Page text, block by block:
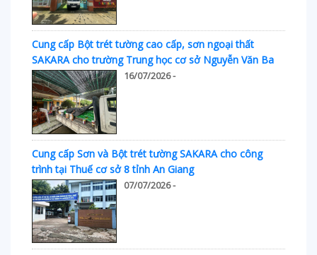
Cung cấp Bột trét tường cao cấp, sơn ngoại thất
SAKARA cho trường Trung học cơ sở Nguyễn Văn Ba
16/07/2026 -
Cung cấp Sơn và Bột trét tường SAKARA cho công
trình tại Thuế cơ sở 8 tỉnh An Giang
07/07/2026 -